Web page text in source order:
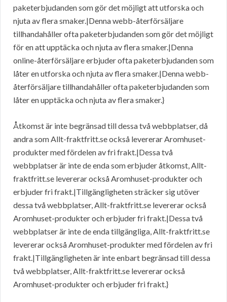
paketerbjudanden som gör det möjligt att utforska och
njuta av flera smaker.|Denna webb-återförsäljare
tillhandahåller ofta paketerbjudanden som gör det möjligt
för en att upptäcka och njuta av flera smaker.|Denna
online-återförsäljare erbjuder ofta paketerbjudanden som
låter en utforska och njuta av flera smaker.|Denna webb-
återförsäljare tillhandahåller ofta paketerbjudanden som
låter en upptäcka och njuta av flera smaker.}
Åtkomst är inte begränsad till dessa två webbplatser, då
andra som Allt-fraktfritt.se också levererar Aromhuset-
produkter med fördelen av fri frakt.|Dessa två
webbplatser är inte de enda som erbjuder åtkomst, Allt-
fraktfritt.se levererar också Aromhuset-produkter och
erbjuder fri frakt.|Tillgängligheten sträcker sig utöver
dessa två webbplatser, Allt-fraktfritt.se levererar också
Aromhuset-produkter och erbjuder fri frakt.|Dessa två
webbplatser är inte de enda tillgängliga, Allt-fraktfritt.se
levererar också Aromhuset-produkter med fördelen av fri
frakt.|Tillgängligheten är inte enbart begränsad till dessa
två webbplatser, Allt-fraktfritt.se levererar också
Aromhuset-produkter och erbjuder fri frakt.}